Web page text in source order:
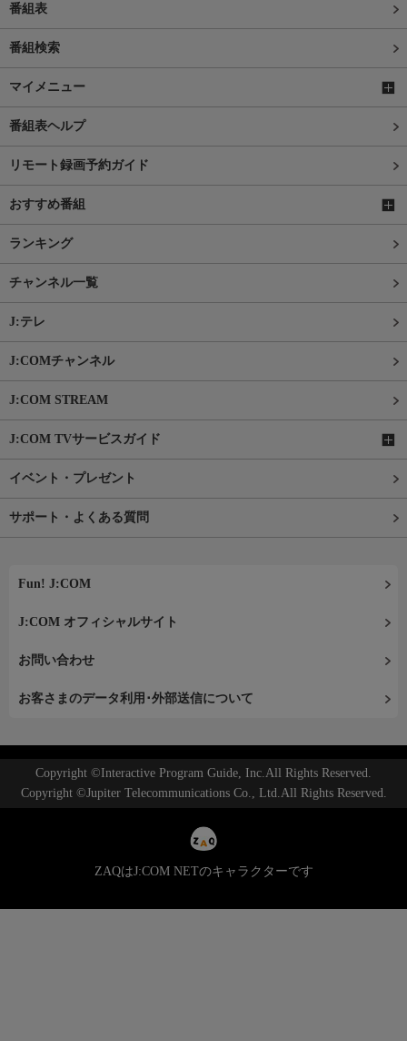
番組表
番組検索
マイメニュー
番組表ヘルプ
リモート録画予約ガイド
おすすめ番組
ランキング
チャンネル一覧
J:テレ
J:COMチャンネル
J:COM STREAM
J:COM TVサービスガイド
イベント・プレゼント
サポート・よくある質問
Fun! J:COM
J:COM オフィシャルサイト
お問い合わせ
お客さまのデータ利用･外部送信について
Copyright ©Interactive Program Guide, Inc.All Rights Reserved.
Copyright ©Jupiter Telecommunications Co., Ltd.All Rights Reserved.
ZAQはJ:COM NETのキャラクターです